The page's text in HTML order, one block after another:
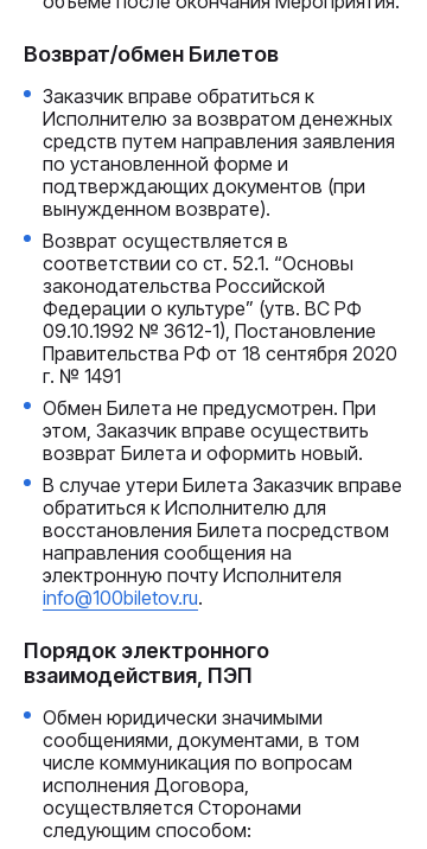
Возврат/обмен Билетов
Заказчик вправе обратиться к
Исполнителю за возвратом денежных
средств путем направления заявления
по установленной форме и
подтверждающих документов (при
вынужденном возврате).
Возврат осуществляется в
соответствии со ст. 52.1. “Основы
законодательства Российской
Федерации о культуре” (утв. ВС РФ
09.10.1992 № 3612-1), Постановление
Правительства РФ от 18 сентября 2020
г. № 1491
Обмен Билета не предусмотрен. При
этом, Заказчик вправе осуществить
возврат Билета и оформить новый.
В случае утери Билета Заказчик вправе
обратиться к Исполнителю для
восстановления Билета посредством
направления сообщения на
электронную почту Исполнителя
info@100biletov.ru.
Порядок электронного
взаимодействия, ПЭП
Обмен юридически значимыми
сообщениями, документами, в том
числе коммуникация по вопросам
исполнения Договора,
осуществляется Сторонами
следующим способом: